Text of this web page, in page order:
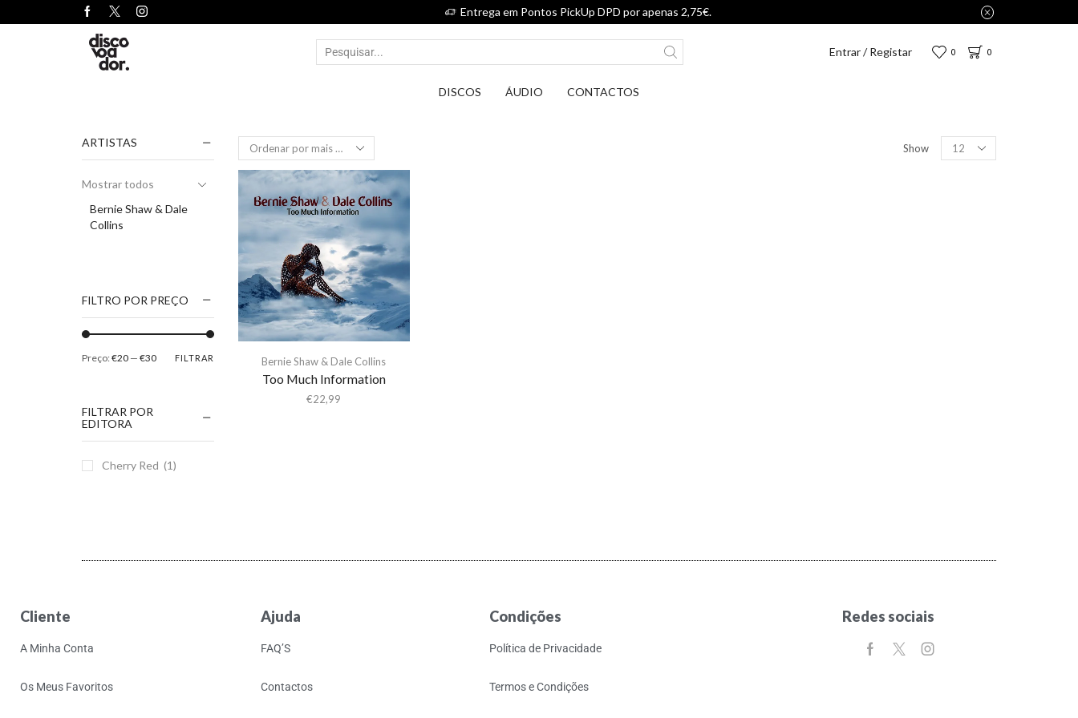
Entrega em Pontos PickUp DPD por apenas 2,75€.
Entrar / Registar 0 0
DISCOS ÁUDIO CONTACTOS
Show
Bernie Shaw & Dale Collins
Too Much Information
€22,99
ARTISTAS
Mostrar todos
Bernie Shaw & Dale
Collins
FILTRO POR PREÇO
FILTRAR
Preço:€20 — €30
FILTRAR POR
EDITORA
Cherry Red (1)
Cliente
A Minha Conta
Os Meus Favoritos
Ajuda
FAQ’S
Contactos
Condições
Política de Privacidade
Termos e Condições
Redes sociais